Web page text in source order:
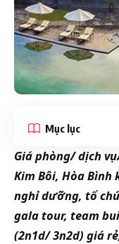
Mục lục
Giá phòng/ dịch
Kim Bôi, Hòa Bình
nghỉ dưỡng, tổ
gala tour, team
(2n1d/ 3n2d) giá